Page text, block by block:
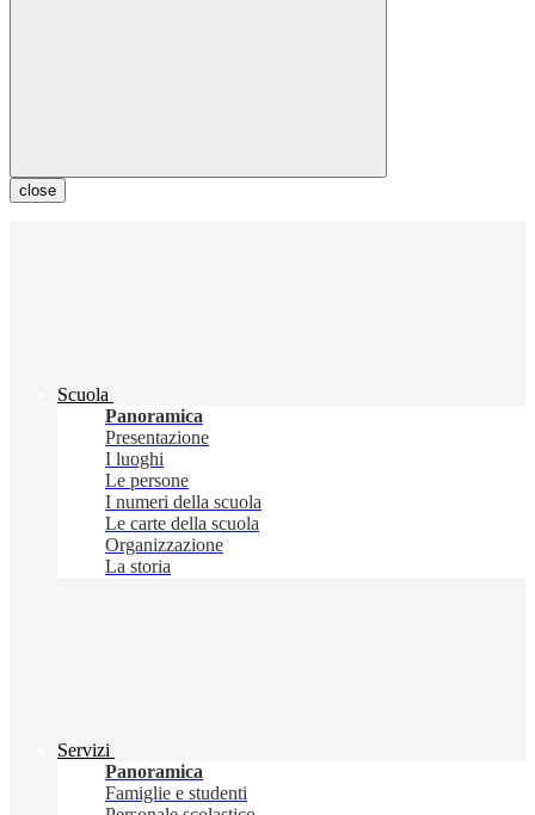
close
Scuola
Panoramica
Presentazione
I luoghi
Le persone
I numeri della scuola
Le carte della scuola
Organizzazione
La storia
Servizi
Panoramica
Famiglie e studenti